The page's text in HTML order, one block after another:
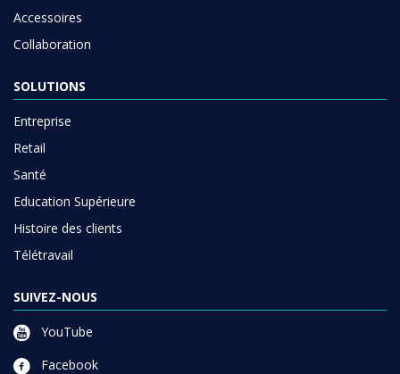
Accessoires
Collaboration
SOLUTIONS
Entreprise
Retail
Santé
Education Supérieure
Histoire des clients
Télétravail
SUIVEZ-NOUS
YouTube
Facebook